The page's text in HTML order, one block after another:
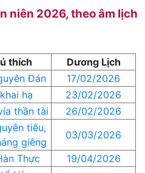
niên 2026, theo âm lịch
thích
Dương Lịch
Đán
17/02/2026
hạ
23/02/2026
thần tài
26/02/2026
tiêu,
giêng
03/03/2026
Thực
19/04/2026